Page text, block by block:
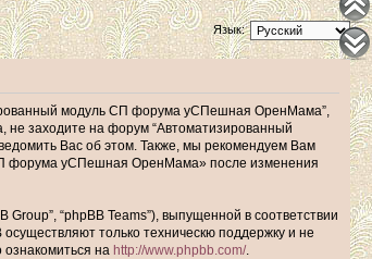
Язык:
модуль СП форума уСПешная ОренМама”,
не заходите на форум “Автоматизированный
Вас об этом. Также, мы рекомендуем Вам
форума уСПешная ОренМама» после изменения
“phpBB Teams”), выпущенной в соответствии
осуществляют только техническю поддержку и не
на http://www.phpbb.com/.